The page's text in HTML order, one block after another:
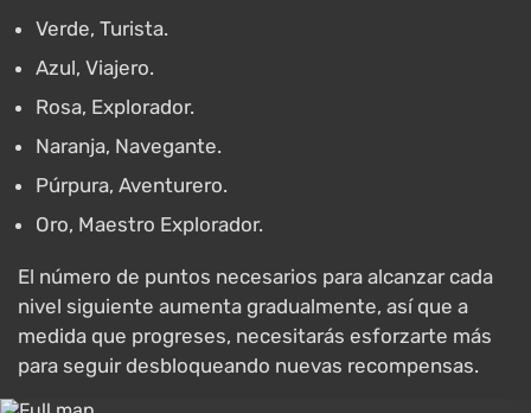
Verde, Turista.
Azul, Viajero.
Rosa, Explorador.
Naranja, Navegante.
Púrpura, Aventurero.
Oro, Maestro Explorador.
El número de puntos necesarios para alcanzar cada
nivel siguiente aumenta gradualmente, así que a
medida que progreses, necesitarás esforzarte más
para seguir desbloqueando nuevas recompensas.